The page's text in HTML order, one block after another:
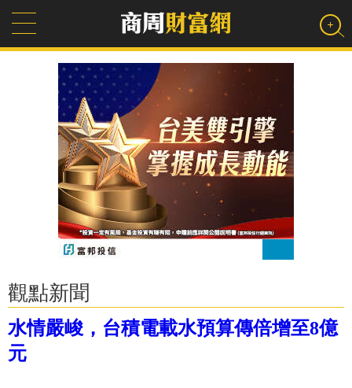
觀點新聞
水情嚴峻，台積電載水預算傳倍增至8億
元